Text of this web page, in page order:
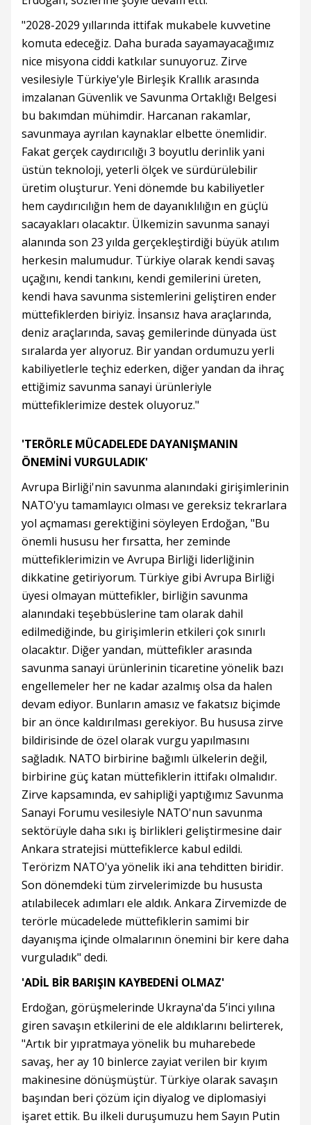
"2028-2029 yıllarında ittifak mukabele kuvvetine
komuta edeceğiz. Daha burada sayamayacağımız
nice misyona ciddi katkılar sunuyoruz. Zirve
vesilesiyle Türkiye'yle Birleşik Krallık arasında
imzalanan Güvenlik ve Savunma Ortaklığı Belgesi
bu bakımdan mühimdir. Harcanan rakamlar,
savunmaya ayrılan kaynaklar elbette önemlidir.
Fakat gerçek caydırıcılığı 3 boyutlu derinlik yani
üstün teknoloji, yeterli ölçek ve sürdürülebilir
üretim oluşturur. Yeni dönemde bu kabiliyetler
hem caydırıcılığın hem de dayanıklılığın en güçlü
sacayakları olacaktır. Ülkemizin savunma sanayi
alanında son 23 yılda gerçekleştirdiği büyük atılım
herkesin malumudur. Türkiye olarak kendi savaş
uçağını, kendi tankını, kendi gemilerini üreten,
kendi hava savunma sistemlerini geliştiren ender
müttefiklerden biriyiz. İnsansız hava araçlarında,
deniz araçlarında, savaş gemilerinde dünyada üst
sıralarda yer alıyoruz. Bir yandan ordumuzu yerli
kabiliyetlerle teçhiz ederken, diğer yandan da ihraç
ettiğimiz savunma sanayi ürünleriyle
müttefiklerimize destek oluyoruz."
'TERÖRLE MÜCADELEDE DAYANIŞMANIN
ÖNEMİNİ VURGULADIK'
Avrupa Birliği'nin savunma alanındaki girişimlerinin
NATO'yu tamamlayıcı olması ve gereksiz tekrarlara
yol açmaması gerektiğini söyleyen Erdoğan, "Bu
önemli hususu her fırsatta, her zeminde
müttefiklerimizin ve Avrupa Birliği liderliğinin
dikkatine getiriyorum. Türkiye gibi Avrupa Birliği
üyesi olmayan müttefikler, birliğin savunma
alanındaki teşebbüslerine tam olarak dahil
edilmediğinde, bu girişimlerin etkileri çok sınırlı
olacaktır. Diğer yandan, müttefikler arasında
savunma sanayi ürünlerinin ticaretine yönelik bazı
engellemeler her ne kadar azalmış olsa da halen
devam ediyor. Bunların amasız ve fakatsız biçimde
bir an önce kaldırılması gerekiyor. Bu hususa zirve
bildirisinde de özel olarak vurgu yapılmasını
sağladık. NATO birbirine bağımlı ülkelerin değil,
birbirine güç katan müttefiklerin ittifakı olmalıdır.
Zirve kapsamında, ev sahipliği yaptığımız Savunma
Sanayi Forumu vesilesiyle NATO'nun savunma
sektörüyle daha sıkı iş birlikleri geliştirmesine dair
Ankara stratejisi müttefiklerce kabul edildi.
Terörizm NATO'ya yönelik iki ana tehditten biridir.
Son dönemdeki tüm zirvelerimizde bu hususta
atılabilecek adımları ele aldık. Ankara Zirvemizde de
terörle mücadelede müttefiklerin samimi bir
dayanışma içinde olmalarının önemini bir kere daha
vurguladık" dedi.
'ADİL BİR BARIŞIN KAYBEDENİ OLMAZ'
Erdoğan, görüşmelerinde Ukrayna'da 5’inci yılına
giren savaşın etkilerini de ele aldıklarını belirterek,
"Artık bir yıpratmaya yönelik bu muharebede
savaş, her ay 10 binlerce zayiat verilen bir kıyım
makinesine dönüşmüştür. Türkiye olarak savaşın
başından beri çözüm için diyalog ve diplomasiyi
işaret ettik. Bu ilkeli duruşumuzu hem Sayın Putin